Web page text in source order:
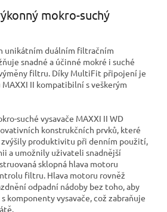
mokro-suchý
unikátním duálním filtračním
snadné a účinné mokré i suché
filtru. Díky MultiFit připojení je
II kompatibilní s veškerým
suché vysavače MAXXI II WD
konstrukčních prvků, které
zvýšily produktivitu při denním použití,
a umožnily uživateli snadnější
sklopná hlava motoru
filtru. Hlava motoru rovněž
odpadní nádoby bez toho, aby
komponenty vysavače, což zabraňuje